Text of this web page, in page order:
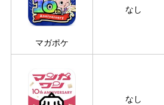
マガポケ
なし
なし